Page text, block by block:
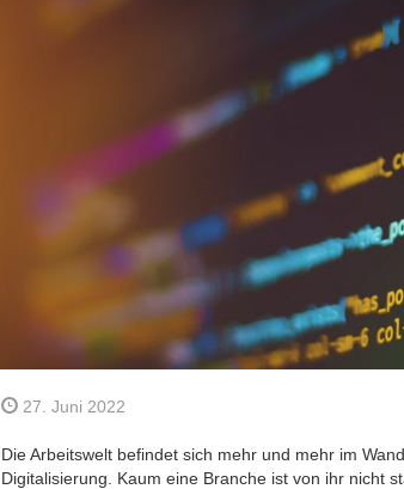
27. Juni 2022
Die Arbeitswelt befindet sich mehr und mehr im
Digitalisierung. Kaum eine Branche ist von ihr nicht